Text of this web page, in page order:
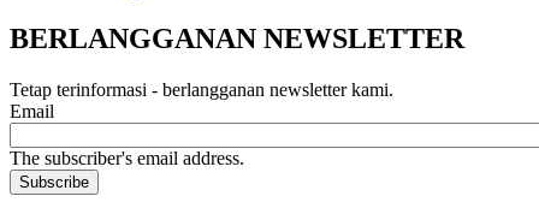
BERLANGGANAN NEWSLETTER
Tetap terinformasi - berlangganan newsletter kami.
Email
The subscriber's email address.